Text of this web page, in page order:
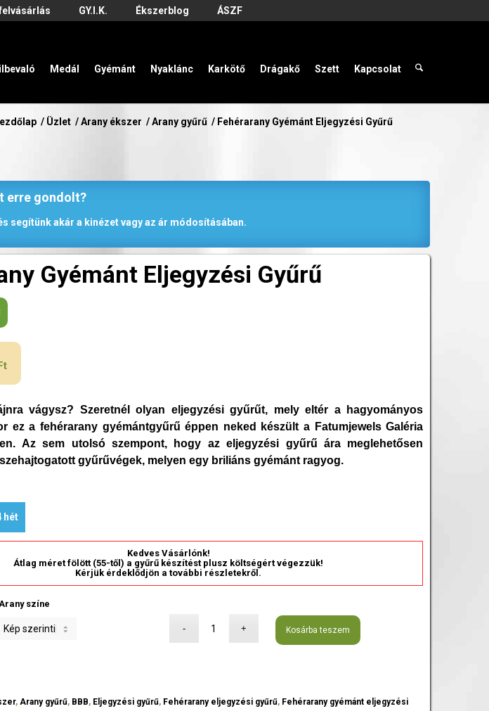
GY.I.K. Ékszerblog ÁSZF
Medál Gyémánt Nyaklánc Karkötő Drágakő Szett Kapcsolat
/ Üzlet / Arany ékszer / Arany gyűrű / Fehérarany Gyémánt Eljegyzési Gyűrű
erre gondolt?
segítünk akár a kinézet vagy az ár módosításában.
Gyémánt Eljegyzési Gyűrű
vágysz? Szeretnél olyan eljegyzési gyűrűt, mely eltér a hagyományos
ez a fehérarany gyémántgyűrű éppen neked készült a Fatumjewels Galéria
Az sem utolsó szempont, hogy az eljegyzési gyűrű ára meglehetősen
gyűrűvégek, melyen egy briliáns gyémánt ragyog.
hét
Kedves Vásárlónk!
Átlag méret fölött (55-től) a gyűrű készítést plusz költségért végezzük!
Kérjük érdeklődjön a további részletekről.
színe
Kosárba teszem
,Arany gyűrű, BBB, Eljegyzési gyűrű, Fehérarany eljegyzési gyűrű, Fehérarany gyémánt eljegyzési